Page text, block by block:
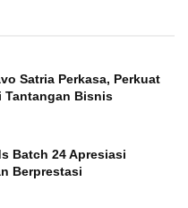
Satria Perkasa, Perkuat
Tantangan Bisnis
Batch 24 Apresiasi
Berprestasi